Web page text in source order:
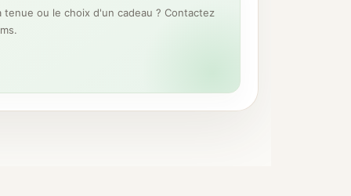
ou le choix d'un cadeau ? Contactez